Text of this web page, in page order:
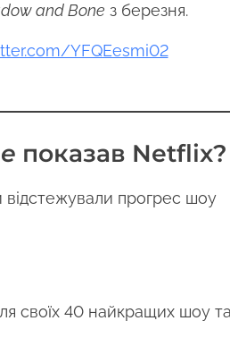
and Bone з березня.
YFQEesmi02
показав Netflix?
прогрес шоу
своїх 40 найкращих шоу